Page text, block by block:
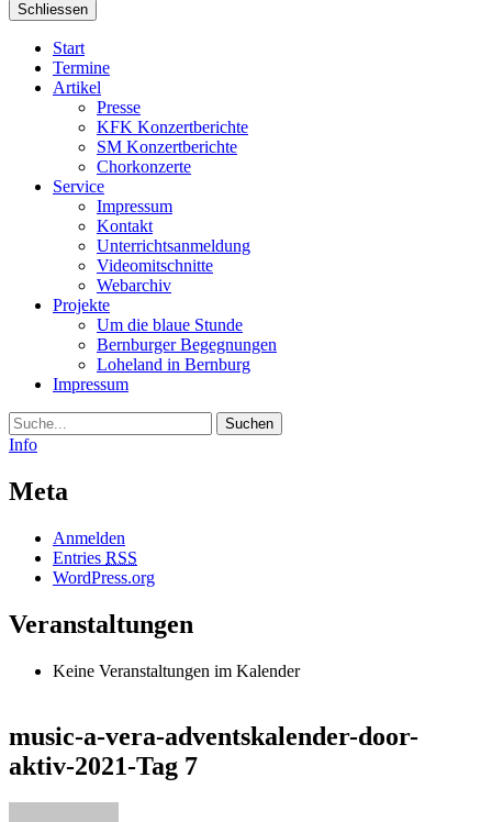
Schliessen
Start
Termine
Artikel
Presse
KFK Konzertberichte
SM Konzertberichte
Chorkonzerte
Service
Impressum
Kontakt
Unterrichtsanmeldung
Videomitschnitte
Webarchiv
Projekte
Um die blaue Stunde
Bernburger Begegnungen
Loheland in Bernburg
Impressum
Suche
Info
Meta
Anmelden
Entries RSS
WordPress.org
Veranstaltungen
Keine Veranstaltungen im Kalender
music-a-vera-adventskalender-door-
aktiv-2021-Tag 7